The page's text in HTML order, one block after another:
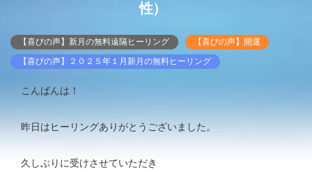
性）
【喜びの声】新月の無料遠隔ヒーリング 【喜びの声】開運
【喜びの声】２０２５年１月新月の無料ヒーリング
こんばんは！
昨日はヒーリングありがとうございました。
久しぶりに受けさせていただき